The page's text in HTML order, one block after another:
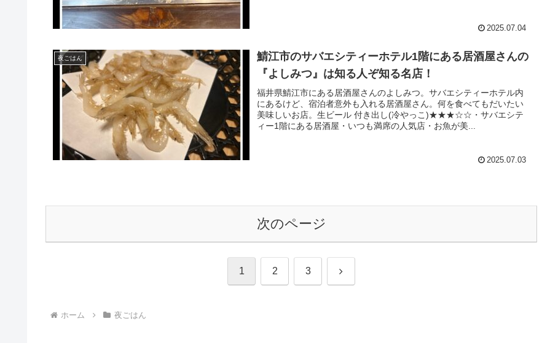
2025.07.04
夜ごはん
鯖江市のサバエシティーホテル1階にある居酒屋さんの
『よしみつ』は知る人ぞ知る名店！
福井県鯖江市にある居酒屋さんのよしみつ。サバエシティーホテル内
にあるけど、宿泊者意外も入れる居酒屋さん。何を食べてもだいたい
美味しいお店。生ビール 付き出し(冷やっこ)★★★☆☆・サバエシテ
ィー1階にある居酒屋・いつも満席の人気店・お魚が美...
2025.07.03
次のページ
1 2 3 次
ホーム 夜ごはん